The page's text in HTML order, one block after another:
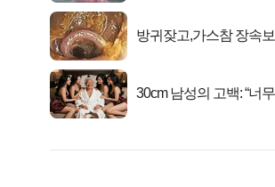
방귀잦고,가스참 장속
30cm 남성의 고백: “너